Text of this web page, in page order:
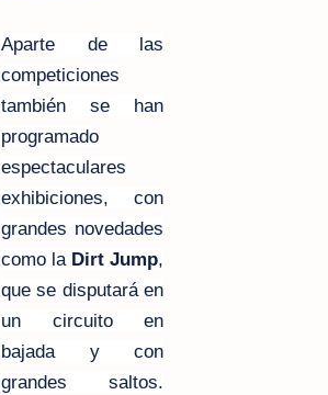
Aparte de las
competiciones
también se han
programado
espectaculares
exhibiciones, con
grandes novedades
como la Dirt Jump,
que se disputará en
un circuito en
bajada y con
grandes saltos.